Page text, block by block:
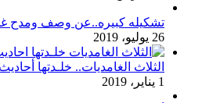
تشكيله كبيره..عن وصف ومدح
26 يوليو، 2019
الثلاث الغامديات.. خلـدتها
1 يناير، 2019